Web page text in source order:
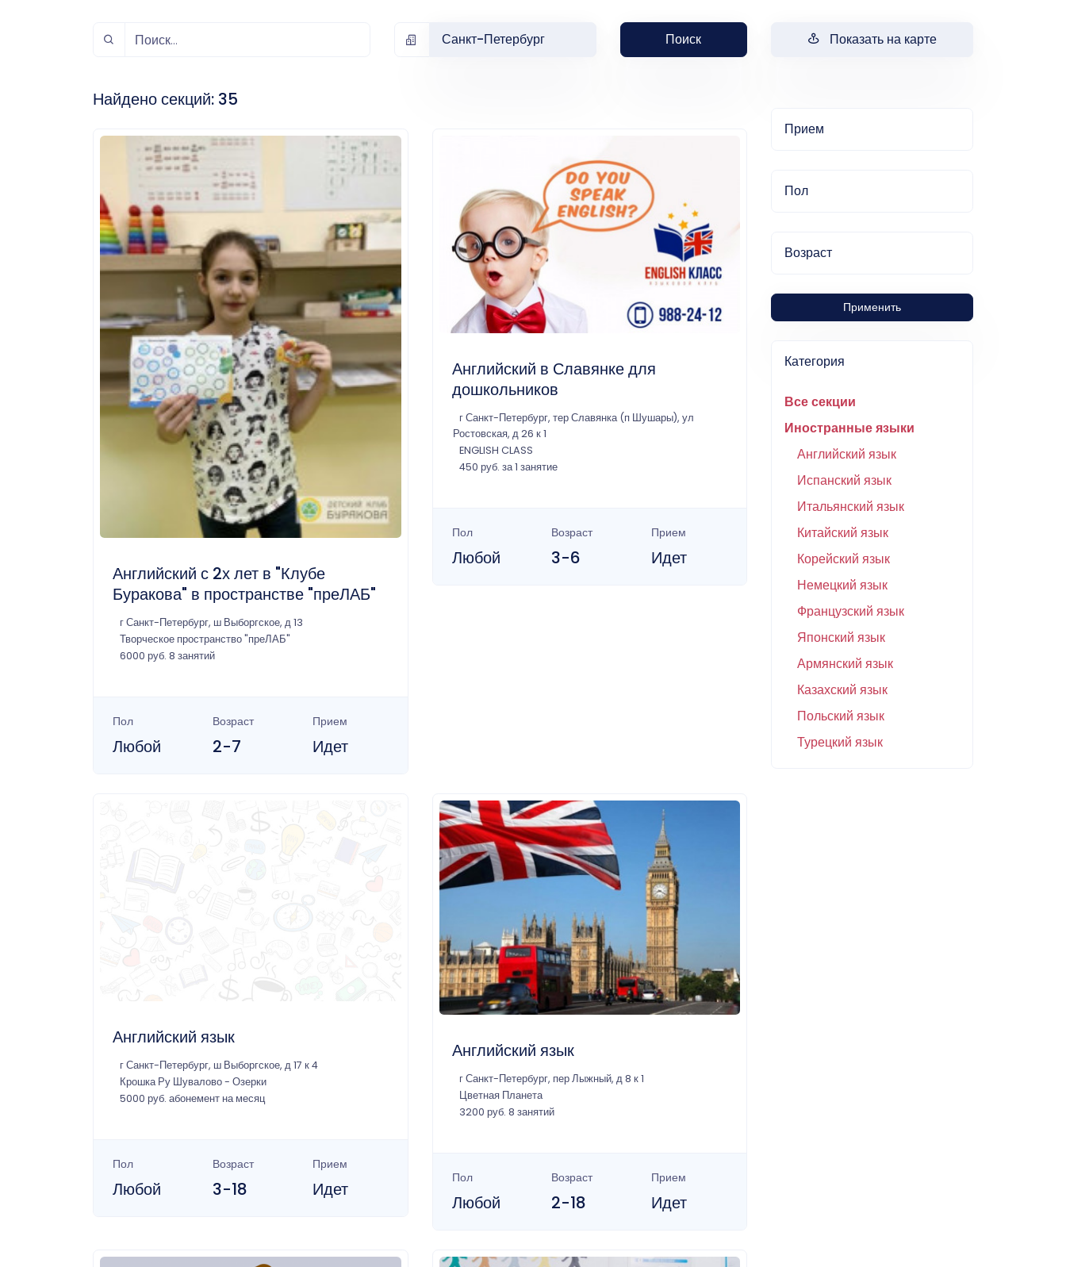
игровой спорт
Санкт-Петербург Поиск Показать на карте
Прием
Пол
Возраст
Применить
Категория
Все секции
Иностранные языки
Английский язык
Испанский язык
Итальянский язык
Китайский язык
Корейский язык
Немецкий язык
Французский язык
Японский язык
Армянский язык
Казахский язык
Польский язык
Турецкий язык
Найдено секций: 35
Английский с 2х лет в "Клубе
Буракова" в пространстве "преЛАБ"
г Санкт-Петербург, ш Выборгское, д 13
Творческое пространство "преЛАБ"
6000 руб. 8 занятий
Пол
Любой
Возраст
2-7
Прием
Идет
Английский в Славянке для
дошкольников
г Санкт-Петербург, тер Славянка (п Шушары), ул
Ростовская, д 26 к 1
ENGLISH CLASS
450 руб. за 1 занятие
Пол
Любой
Возраст
3-6
Прием
Идет
Английский язык
г Санкт-Петербург, ш Выборгское, д 17 к 4
Крошка Ру Шувалово - Озерки
5000 руб. абонемент на месяц
Пол
Любой
Возраст
3-18
Прием
Идет
Английский язык
г Санкт-Петербург, пер Лыжный, д 8 к 1
Цветная Планета
3200 руб. 8 занятий
Пол
Любой
Возраст
2-18
Прием
Идет